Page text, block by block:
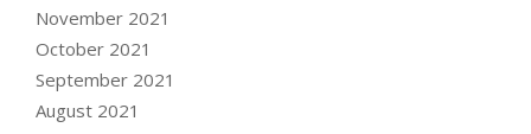
November 2021
October 2021
September 2021
August 2021